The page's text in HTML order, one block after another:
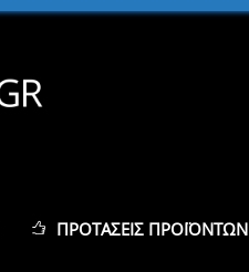
ΠΡΟΤΆΣΕΙΣ ΠΡΟΪΌΝΤΩΝ